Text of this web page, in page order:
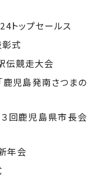
トップセールス
式
伝競走大会
児島発南さつまの
回鹿児島県市長会
年会